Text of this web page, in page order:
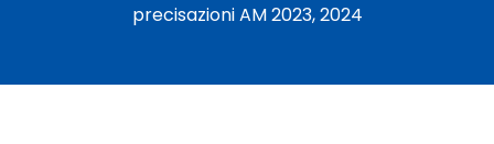
precisazioni AM 2023, 2024